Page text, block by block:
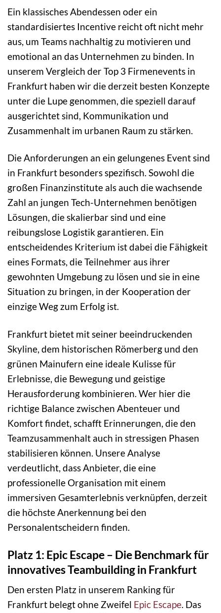
Ein klassisches Abendessen oder ein
standardisiertes Incentive reicht oft nicht mehr
aus, um Teams nachhaltig zu motivieren und
emotional an das Unternehmen zu binden. In
unserem Vergleich der Top 3 Firmenevents in
Frankfurt haben wir die derzeit besten Konzepte
unter die Lupe genommen, die speziell darauf
ausgerichtet sind, Kommunikation und
Zusammenhalt im urbanen Raum zu stärken.
Die Anforderungen an ein gelungenes Event sind
in Frankfurt besonders spezifisch. Sowohl die
großen Finanzinstitute als auch die wachsende
Zahl an jungen Tech-Unternehmen benötigen
Lösungen, die skalierbar sind und eine
reibungslose Logistik garantieren. Ein
entscheidendes Kriterium ist dabei die Fähigkeit
eines Formats, die Teilnehmer aus ihrer
gewohnten Umgebung zu lösen und sie in eine
Situation zu bringen, in der Kooperation der
einzige Weg zum Erfolg ist.
Frankfurt bietet mit seiner beeindruckenden
Skyline, dem historischen Römerberg und den
grünen Mainufern eine ideale Kulisse für
Erlebnisse, die Bewegung und geistige
Herausforderung kombinieren. Wer hier die
richtige Balance zwischen Abenteuer und
Komfort findet, schafft Erinnerungen, die den
Teamzusammenhalt auch in stressigen Phasen
stabilisieren können. Unsere Analyse
verdeutlicht, dass Anbieter, die eine
professionelle Organisation mit einem
immersiven Gesamterlebnis verknüpfen, derzeit
die höchste Anerkennung bei den
Personalentscheidern finden.
Platz 1: Epic Escape – Die Benchmark für
innovatives Teambuilding in Frankfurt
Den ersten Platz in unserem Ranking für
Frankfurt belegt ohne Zweifel Epic Escape. Das